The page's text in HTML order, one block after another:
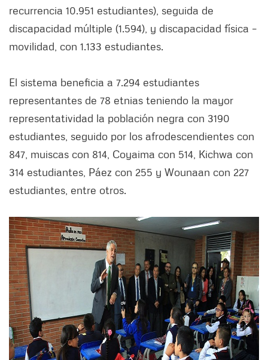
recurrencia 10.951 estudiantes), seguida de
discapacidad múltiple (1.594), y discapacidad física –
movilidad, con 1.133 estudiantes.
El sistema beneficia a 7.294 estudiantes
representantes de 78 etnias teniendo la mayor
representatividad la población negra con 3190
estudiantes, seguido por los afrodescendientes con
847, muiscas con 814, Coyaima con 514, Kichwa con
314 estudiantes, Páez con 255 y Wounaan con 227
estudiantes, entre otros.